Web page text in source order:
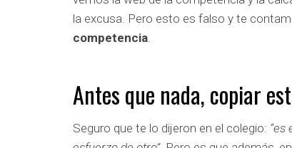
la excusa. Pero esto es falso y te
competencia.
Antes que nada, copiar
Seguro que te lo dijeron en el colegio: “es